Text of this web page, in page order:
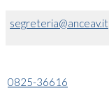
segreteria@anceav.it
0825-36616